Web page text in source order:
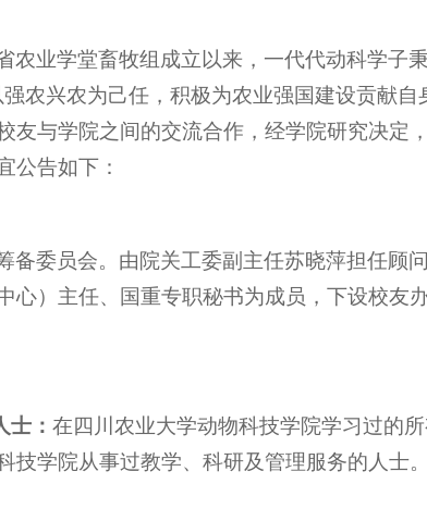
农业学堂畜牧组成立以来，一代代动科学子
农兴农为己任，积极为农业强国建设贡献自
友与学院之间的交流合作，经学院研究决定
公告如下：
备委员会。由院关工委副主任苏晓萍担任顾
心）主任、国重专职秘书为成员，下设校友
士：在四川农业大学动物科技学院学习过的
学院从事过教学、科研及管理服务的人士。